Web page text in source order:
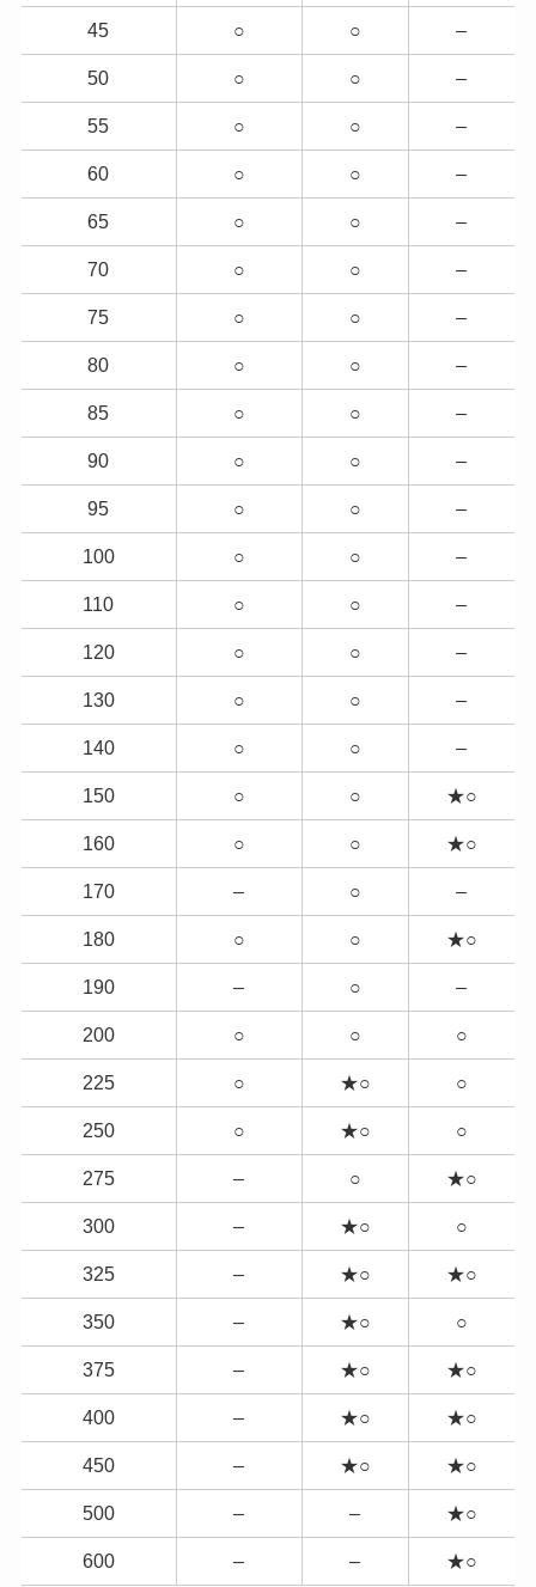
45 ○ ○ –
50 ○ ○ –
55 ○ ○ –
60 ○ ○ –
65 ○ ○ –
70 ○ ○ –
75 ○ ○ –
80 ○ ○ –
85 ○ ○ –
90 ○ ○ –
95 ○ ○ –
100 ○ ○ –
110 ○ ○ –
120 ○ ○ –
130 ○ ○ –
140 ○ ○ –
150 ○ ○ ★○
160 ○ ○ ★○
170 – ○ –
180 ○ ○ ★○
190 – ○ –
200 ○ ○ ○
225 ○ ★○ ○
250 ○ ★○ ○
275 – ○ ★○
300 – ★○ ○
325 – ★○ ★○
350 – ★○ ○
375 – ★○ ★○
400 – ★○ ★○
450 – ★○ ★○
500 – – ★○
600 – – ★○